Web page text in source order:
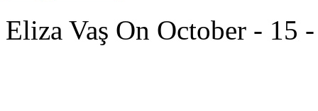
Eliza Vaş On October - 15